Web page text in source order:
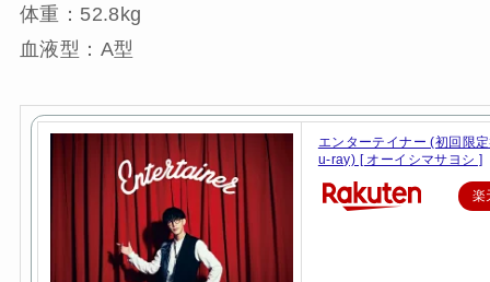
体重：52.8kg
血液型：A型
エンターテイナー (初回限
u-ray) [ オーイシマサヨシ ]
楽